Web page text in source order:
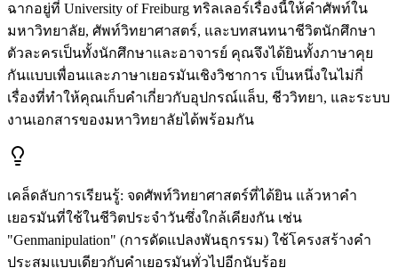
ฉากอยู่ที่ University of Freiburg ทริลเลอร์เรื่องนี้ให้คำศัพท์ใน
มหาวิทยาลัย, ศัพท์วิทยาศาสตร์, และบทสนทนาชีวิตนักศึกษา
ตัวละครเป็นทั้งนักศึกษาและอาจารย์ คุณจึงได้ยินทั้งภาษาคุย
กันแบบเพื่อนและภาษาเยอรมันเชิงวิชาการ เป็นหนึ่งในไม่กี่
เรื่องที่ทำให้คุณเก็บคำเกี่ยวกับอุปกรณ์แล็บ, ชีววิทยา, และระบบ
งานเอกสารของมหาวิทยาลัยได้พร้อมกัน
เคล็ดลับการเรียนรู้: จดศัพท์วิทยาศาสตร์ที่ได้ยิน แล้วหาคำ
เยอรมันที่ใช้ในชีวิตประจำวันซึ่งใกล้เคียงกัน เช่น
"Genmanipulation" (การดัดแปลงพันธุกรรม) ใช้โครงสร้างคำ
ประสมแบบเดียวกับคำเยอรมันทั่วไปอีกนับร้อย